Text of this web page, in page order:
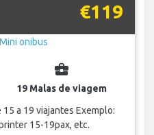
€119
business_center
19 Malas de viagem
a 19 viajantes Exemplo:
15-19pax, etc.